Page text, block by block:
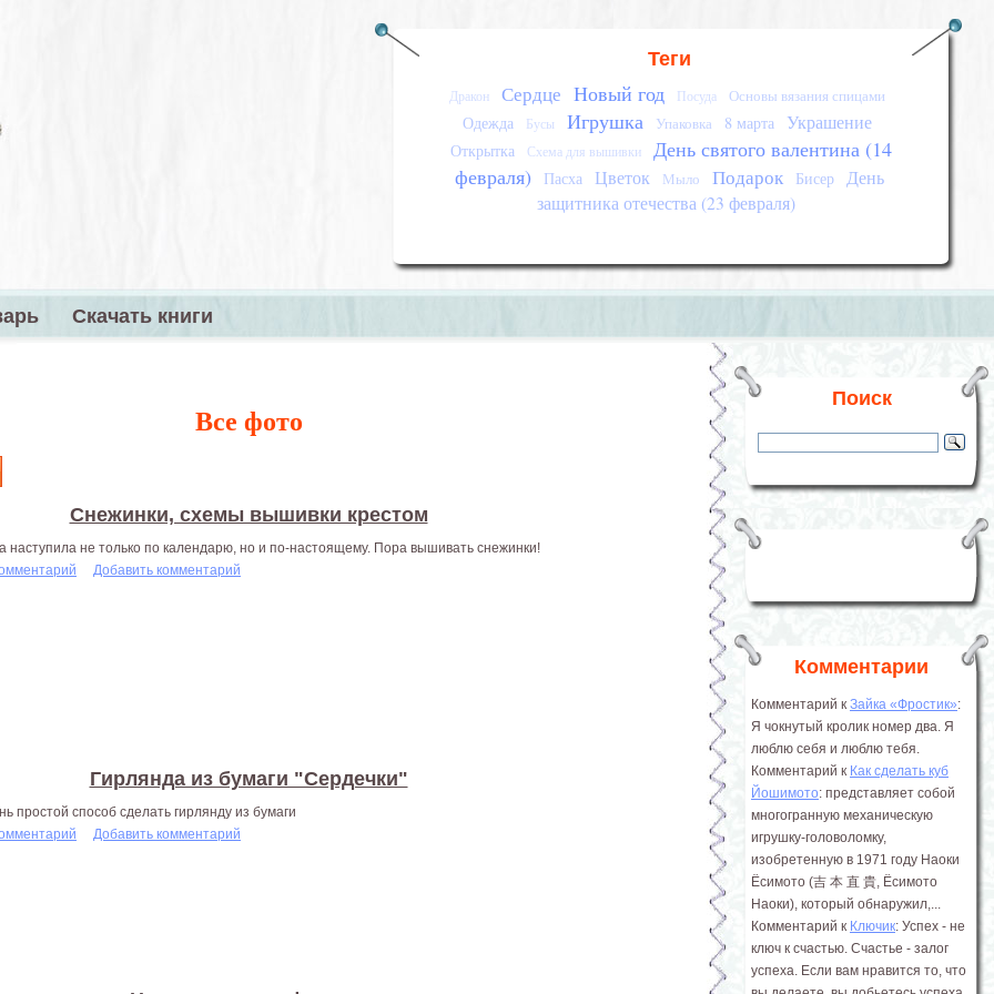
Теги
Дракон Сердце Новый год Посуда Основы вязания спицами
Одежда Бусы Игрушка Упаковка 8 марта Украшение
Открытка Схема для вышивки
День святого валентина (14
февраля)
Пасха Цветок Мыло Подарок Бисер День
защитника отечества (23 февраля)
Скачать книги
Все фото
Снежинки, схемы вышивки крестом
наступила не только по календарю, но и по-настоящему. Пора вышивать снежинки!
Добавить комментарий
Гирлянда из бумаги "Сердечки"
простой способ сделать гирлянду из бумаги
Добавить комментарий
Поиск
Комментарии
Комментарий к Зайка «Фростик»:
Я чокнутый кролик номер два. Я
люблю себя и люблю тебя.
Комментарий к Как сделать куб
Йошимото: представляет собой
многогранную механическую
игрушку-головоломку,
изобретенную в 1971 году Наоки
Ёсимото (吉 本 直 貴, Ёсимото
Наоки), который обнаружил,...
Комментарий к Ключик: Успех - не
ключ к счастью. Счастье - залог
успеха. Если вам нравится то, что